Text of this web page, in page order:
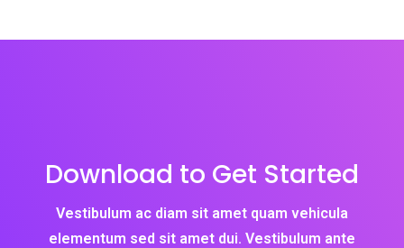
Download to Get Started
Vestibulum ac diam sit amet quam vehicula
elementum sed sit amet dui. Vestibulum ante